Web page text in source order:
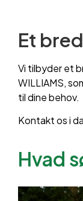
Et
Vi tilbyder et
WILLIAMS,
til dine behov.
Kontakt os i
Hvad